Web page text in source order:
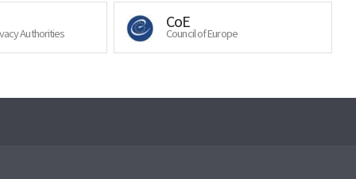
Authorities
CoE
Council of Europe